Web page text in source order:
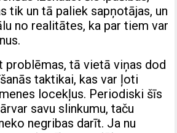
tik un tā paliek sapņotājas, un
no realitātes, ka par tiem var
problēmas, tā vietā viņas dod
taktikai, kas var ļoti
locekļus. Periodiski šīs
savu slinkumu, taču
negribas darīt. Ja nu